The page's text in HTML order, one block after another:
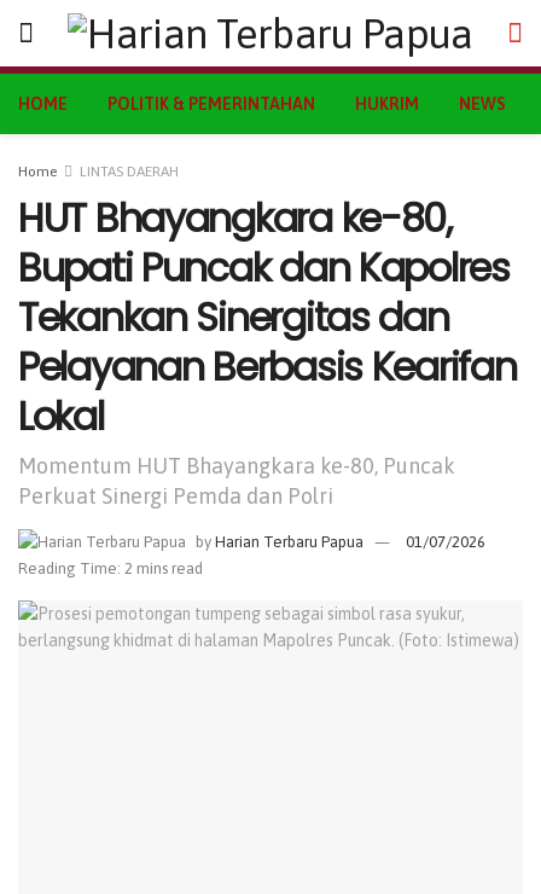
HOME POLITIK & PEMERINTAHAN HUKRIM NEWS
Home LINTAS DAERAH
HUT Bhayangkara ke-80,
Bupati Puncak dan Kapolres
Tekankan Sinergitas dan
Pelayanan Berbasis Kearifan
Lokal
Momentum HUT Bhayangkara ke-80, Puncak
Perkuat Sinergi Pemda dan Polri
by Harian Terbaru Papua
01/07/2026
Reading Time: 2 mins read